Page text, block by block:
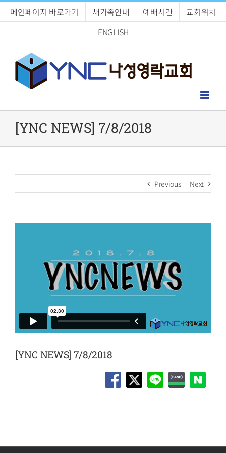
메인페이지 바로가기 새가족안내 예배시간
교회위치
ENGLISH
[YNC NEWS] 7/8/2018
Previous Next
[YNC NEWS] 7/8/2018